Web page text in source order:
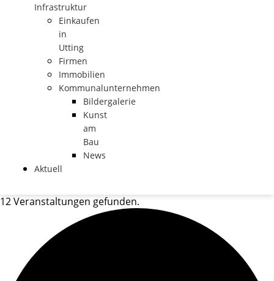
Infrastruktur
Einkaufen
in
Utting
Firmen
Immobilien
Kommunalunternehmen
Bildergalerie
Kunst
am
Bau
News
Aktuell
12 Veranstaltungen gefunden.